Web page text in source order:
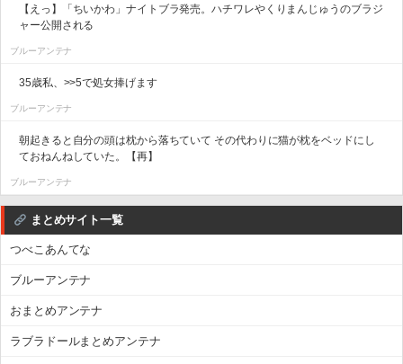
【えっ】「ちいかわ」ナイトブラ発売。ハチワレやくりまんじゅうのブラジ
ャー公開される
ブルーアンテナ
35歳私、>>5で処女捧げます
ブルーアンテナ
朝起きると自分の頭は枕から落ちていて その代わりに猫が枕をベッドにし
ておねんねしていた。【再】
ブルーアンテナ
まとめサイト一覧
つべこあんてな
ブルーアンテナ
おまとめアンテナ
ラブラドールまとめアンテナ